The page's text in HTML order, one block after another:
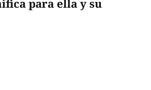
para ella y su